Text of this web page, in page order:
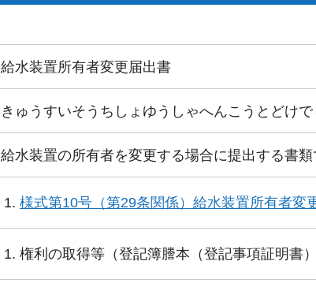
給水装置所有者変更届出書
きゅうすいそうちしょゆうしゃへんこうとどけで
給水装置の所有者を変更する場合に提出する書類
様式第10号（第29条関係）給水装置所有者変
権利の取得等（登記簿謄本（登記事項証明書